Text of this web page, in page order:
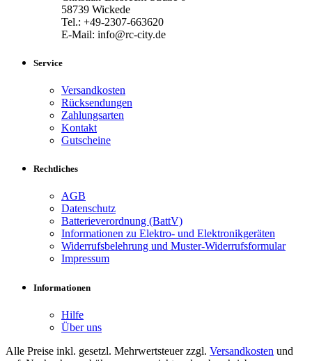
58739 Wickede
Tel.: +49-2307-663620
E-Mail: info@rc-city.de
Service
Versandkosten
Rücksendungen
Zahlungsarten
Kontakt
Gutscheine
Rechtliches
AGB
Datenschutz
Batterieverordnung (BattV)
Informationen zu Elektro- und Elektronikgeräten
Widerrufsbelehrung und Muster-Widerrufsformular
Impressum
Informationen
Hilfe
Über uns
Alle Preise inkl. gesetzl. Mehrwertsteuer zzgl. Versandkosten und